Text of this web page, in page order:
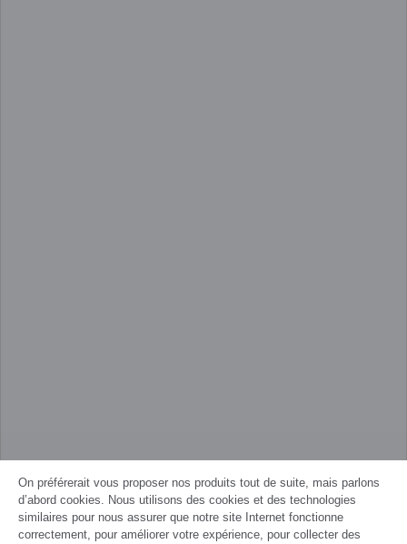
On préférerait vous proposer nos produits tout de suite, mais parlons
d’abord cookies. Nous utilisons des cookies et des technologies
similaires pour nous assurer que notre site Internet fonctionne
correctement, pour améliorer votre expérience, pour collecter des